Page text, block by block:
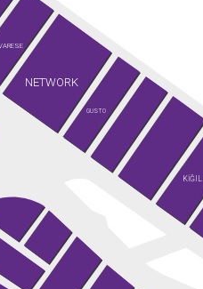
KİĞILI
GUSTO
NETWORK